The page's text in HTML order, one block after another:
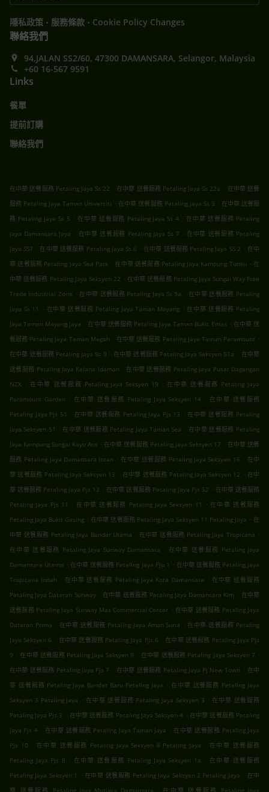
隱私政策 . 服務條款 . Cookie Policy Changes
聯絡我們
94,JALAN SS2/60, 47300 DAMANSARA, Selangor, Malaysia
+60 16-567 9591
Links
餐單
提前訂購
聯絡我們
在中華 送餐服務 Petaling Jaya Ss 22 . 在中華 送餐服務 Petaling Jaya Ss 22a . 在中華 送餐
服務 Petaling Jaya Taman Universiti . 在中華 送餐服務 Petaling Jaya Ss 3 . 在中華 送餐服
務 Petaling Jaya Ss 5 . 在中華 送餐服務 Petaling Jaya Ss 4 . 在中華 送餐服務 Petaling
Jaya Damansara Jaya . 在中華 送餐服務 Petaling Jaya Ss 7 . 在中華 送餐服務 Petaling
Jaya SS7 . 在中華 送餐服務 Petaling Jaya Ss 6 . 在中華 送餐服務 Petaling Jaya SS 2 . 在中
華 送餐服務 Petaling Jaya Sea Park . 在中華 送餐服務 Petaling Jaya Kampung Tunku . 在
中華 送餐服務 Petaling Jaya Seksyen 22 . 在中華 送餐服務 Petaling Jaya Sungai Way Free
Trade Industrial Zone . 在中華 送餐服務 Petaling Jaya Ss 9a . 在中華 送餐服務 Petaling
Jaya Ss 11
. 在中華 送餐服務 Petaling Jaya Taman Mayang . 在中華 送餐服務 Petaling
Jaya Taman Mayang Jaya . 在中華 送餐服務 Petaling Jaya Taman Bukit Emas . 在中華 送
餐服務 Petaling Jaya Taman Megah . 在中華 送餐服務 Petaling Jaya Taman Paramount .
在中華 送餐服務 Petaling Jaya Ss 9 . 在中華 送餐服務 Petaling Jaya Seksyen 51a . 在中華
送餐服務 Petaling Jaya Kelana Idaman . 在中華 送餐服務 Petaling Jaya Pusat Dagangan
NZX
. 在中華 送餐服務 Petaling Jaya Seksyen 19 . 在中華 送餐服務 Petaling Jaya
Paramount Garden . 在中華 送餐服務 Petaling Jaya Seksyen 14 . 在中華 送餐服務
Petaling Jaya Pjs 51
. 在中華 送餐服務 Petaling Jaya Pjs 13 . 在中華 送餐服務 Petaling
Jaya Seksyen 51
. 在中華 送餐服務 Petaling Jaya Taman Sea . 在中華 送餐服務 Petaling
Jaya Kampung Sungai Kayu Ara . 在中華 送餐服務 Petaling Jaya Seksyen 17 . 在中華 送餐
服務 Petaling Jaya Damansara Intan . 在中華 送餐服務 Petaling Jaya Seksyen 16 . 在中
華 送餐服務 Petaling Jaya Seksyen 13 . 在中華 送餐服務 Petaling Jaya Seksyen 12 . 在中
華 送餐服務 Petaling Jaya Pjs 12 . 在中華 送餐服務 Petaling Jaya Pjs 52 . 在中華 送餐服務
Petaling Jaya Pjs 11
. 在中華 送餐服務 Petaling Jaya Seksyen 11 . 在中華 送餐服務
Petaling Jaya Bukit Gasing . 在中華 送餐服務 Petaling Jaya Seksyen 11 Petaling Jaya . 在
中華 送餐服務 Petaling Jaya Bandar Utama . 在中華 送餐服務 Petaling Jaya Tropicana .
在中華 送餐服務 Petaling Jaya Sunway Damansara . 在中華 送餐服務 Petaling Jaya
Damansara Utama . 在中華 送餐服務 Petaling Jaya Pju 1 . 在中華 送餐服務 Petaling Jaya
Tropicana Indah . 在中華 送餐服務 Petaling Jaya Kota Damansara . 在中華 送餐服務
Petaling Jaya Dataran Sunway . 在中華 送餐服務 Petaling Jaya Damansara Kim . 在中華
送餐服務 Petaling Jaya Sunway Mas Commercial Center . 在中華 送餐服務 Petaling Jaya
Dataran Prima . 在中華 送餐服務 Petaling Jaya Aman Suria . 在中華 送餐服務 Petaling
Jaya Seksyen 6 . 在中華 送餐服務 Petaling Jaya Pjs 6 . 在中華 送餐服務 Petaling Jaya Pjs
9 . 在中華 送餐服務 Petaling Jaya Seksyen 9 . 在中華 送餐服務 Petaling Jaya Seksyen 7 .
在中華 送餐服務 Petaling Jaya Pjs 7 . 在中華 送餐服務 Petaling Jaya Pj New Town . 在中
華 送餐服務 Petaling Jaya Bandar Baru Petaling Jaya . 在中華 送餐服務 Petaling Jaya
Seksyen 3 Petaling Jaya . 在中華 送餐服務 Petaling Jaya Seksyen 3 . 在中華 送餐服務
Petaling Jaya Pjs 3 . 在中華 送餐服務 Petaling Jaya Seksyen 4 . 在中華 送餐服務 Petaling
Jaya Pjs 4 . 在中華 送餐服務 Petaling Jaya Taman Jaya . 在中華 送餐服務 Petaling Jaya
Pjs 10 . 在中華 送餐服務 Petaling Jaya Seksyen 8 Petaling Jaya . 在中華 送餐服務
Petaling Jaya Pjs 8 . 在中華 送餐服務 Petaling Jaya Seksyen 1a . 在中華 送餐服務
Petaling Jaya Seksyen 1
. 在中華 送餐服務 Petaling Jaya Seksyen 2 Petaling Jaya . 在中
.